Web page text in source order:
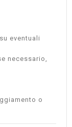
eventuali
necessario,
o